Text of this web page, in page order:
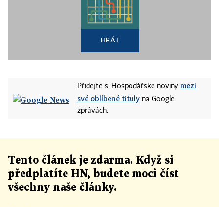
HRÁT
Přidejte si Hospodářské noviny mezi
své oblíbené tituly na Google
zprávách.
Tento článek je zdarma. Když si
předplatíte HN, budete moci číst
všechny naše články.